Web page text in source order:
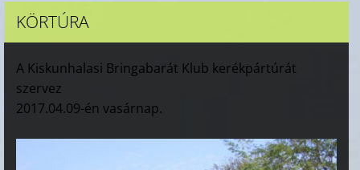
KÖRTÚRA
A Kiskunhalasi Bringabarát Klub kerékpártúrát
szervez
2017.04.09-én vasárnap.